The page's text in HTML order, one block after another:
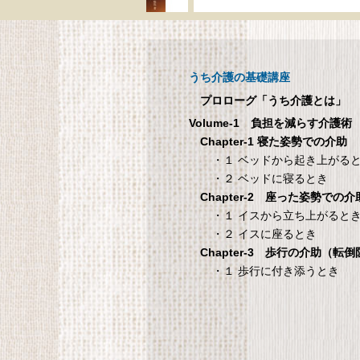
際病院の 愛情健
康レシピ
病院の 愛情健康レシピ
呼び出しチャイムセット
X810
呼び出しチャイムセット X810
シ
タンスのゲン 介護用ベ
ッドテーブル キャスタ
ー付き 伸縮式 高さ調節
可能 Licht リヒト
65090050BR
タンスのゲン 介護用ベッドテー
ブル キャスター付き 伸縮式 高さ
調節可能 Licht リヒト
うち介護の基礎講座
プロローグ「うち介護とは」
Volume-1 負担を減らす介護術
Chapter-1 寝た姿勢での介助
・１ ベッドから起き上がる
・２ ベッドに寝るとき
Chapter-2 座った姿勢での介
・１ イスから立ち上がると
・２ イスに座るとき
Chapter-3 歩行の介助（転倒
・１ 歩行に付き添うとき